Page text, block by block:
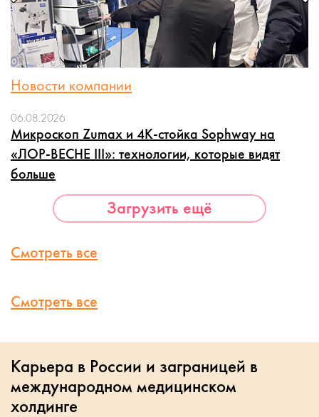
Новости компании
06.08.2026
Микроскоп Zumax и 4K-стойка Sophway на
«ЛОР-ВЕСНЕ III»: технологии, которые видят
больше
Загрузить ещё
Смотреть все
Смотреть все
Карьера в России и заграницей в
международном медицинском
холдинге